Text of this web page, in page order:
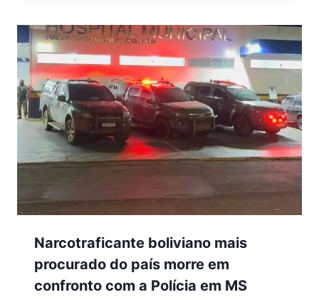
Narcotraficante boliviano mais
procurado do país morre em
confronto com a Polícia em MS